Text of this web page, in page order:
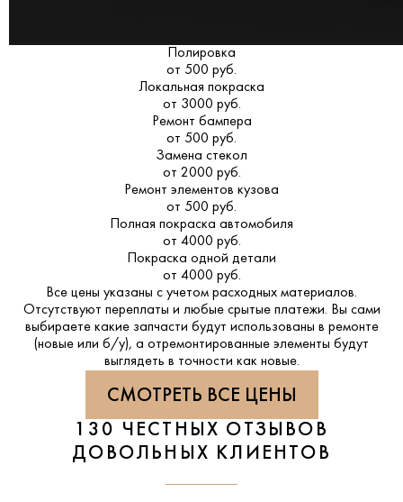
Полировка
от 500 руб.
Локальная покраска
от 3000 руб.
Ремонт бампера
от 500 руб.
Замена стекол
от 2000 руб.
Ремонт элементов кузова
от 500 руб.
Полная покраска автомобиля
от 4000 руб.
Покраска одной детали
от 4000 руб.
Все цены указаны с учетом расходных материалов.
Отсутствуют переплаты и любые срытые платежи. Вы сами
выбираете какие запчасти будут использованы в ремонте
(новые или б/у), а отремонтированные элементы будут
выглядеть в точности как новые.
СМОТРЕТЬ ВСЕ ЦЕНЫ
130 ЧЕСТНЫХ ОТЗЫВОВ
ДОВОЛЬНЫХ КЛИЕНТОВ